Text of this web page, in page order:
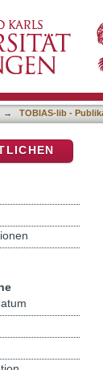
→ TOBIAS-lib -